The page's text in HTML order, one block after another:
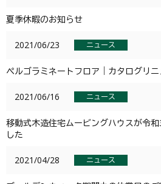
夏季休暇のお知らせ
2021/06/23 ニュース
ペルゴラミネートフロア｜カタログリ
2021/06/16 ニュース
移動式木造住宅ムービングハウスが令
した
2021/04/28 ニュース